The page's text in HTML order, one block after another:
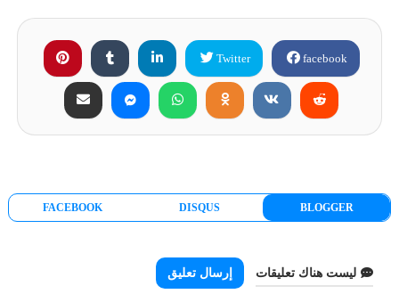
facebook
Twitter
BLOGGER
DISQUS
FACEBOOK
ليست هناك تعليقات إرسال تعليق